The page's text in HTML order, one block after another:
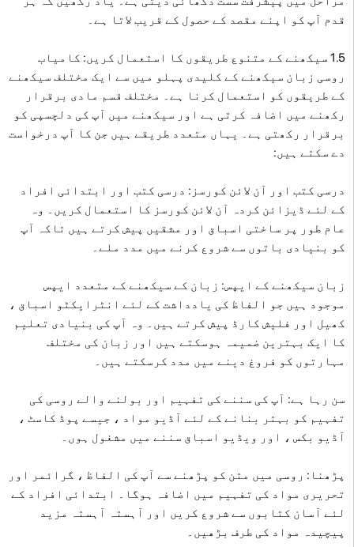
قدم آپ کو اپنے مقصد کے حصول کے قریب لاتا ہے۔
1.5 سیکھنے کے متنوع طریقوں کا استعمال کریں: کامیاب
روسی زبان سیکھنے کے کلیدی پہلو میں سے ایک مختلف سیکھنے
کے طریقوں کو استعمال کرنا ہے۔ مختلف قسم مادی برقرار
رکھنے میں اضافہ کرتی ہے اور سیکھنے میں آپ کی دلچسپی کو
برقرار رکھتی ہے۔ یہاں متعدد طریقے ہیں جن کا آپ درخواست
دے سکتے ہیں:
درسی کتب اور آن لائن کورسز: درسی کتب اور ابتدائی افراد
کے لئے ڈیزائن کردہ آن لائن کورسز کا استعمال کریں۔ وہ
عام طور پر ساختی اسباق اور مشقیں پیش کرتے ہیں تاکہ آپ
کو بنیادی باتوں سے شروع کرنے میں مدد ملے۔
زبان سیکھنے کے ایپس: زبان کے سیکھنے کے متعدد ایپس
موجود ہیں جو الفاظ کی یادداشت کے لئے انٹرایکٹو اسباق ،
کھیل اور فلیش کارڈ پیش کرتے ہیں۔ وہ آپ کی بنیادی تعلیم
کا ایک بہترین ضمیمہ ہوسکتے ہیں اور زبان کی مختلف
مہارتوں کو فروغ دینے میں مدد کرسکتے ہیں۔
سن رہا ہے: آپ کی سننے کی تفہیم اور بولنے والے روسی کی
تفہیم کو بہتر بنانے کے لئے آڈیو مواد ، جیسے پوڈ کاسٹ ،
آڈیو بکس ، اور ویڈیو اسباق سننے میں مشغول ہوں۔
پڑھنا: روسی میں متن کو پڑھنے سے آپ کی الفاظ ، گرائمر اور
تحریری مواد کی تفہیم میں اضافہ ہوگا۔ ابتدائی افراد کے
لئے آسان کتابوں سے شروع کریں اور آہستہ آہستہ مزید
پیچیدہ مواد کی طرف بڑھیں۔